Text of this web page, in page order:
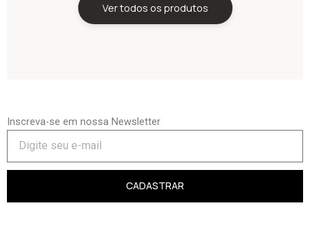
Ver todos os produtos
Inscreva-se em nossa Newsletter
CADASTRAR